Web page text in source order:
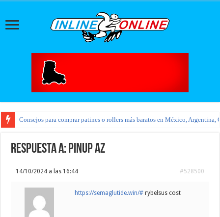
Consejos para comprar patines o rollers más baratos en México, Argentina,
Respuesta a: pinup az
14/10/2024 a las 16:44 #528500
https://semaglutide.win/# rybelsus cost